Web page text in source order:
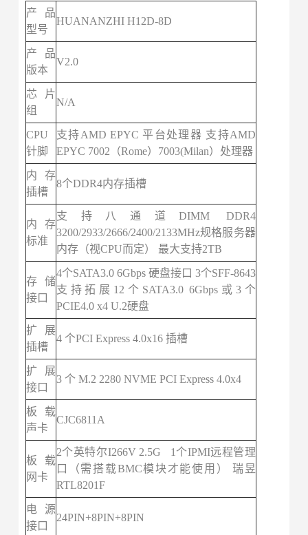
产品
型号
HUANANZHI H12D-8D
产品
版本
V2.0
芯片
组
N/A
CPU
针脚
支持AMD EPYC 平台处理器 支持AMD
EPYC 7002（Rome）7003(Milan）处理器
内存
插槽
8个DDR4内存插槽
内存
标准
支持八通道DIMM DDR4
3200/2933/2666/2400/2133MHz规格服务器
内存（视CPU而定） 最大支持2TB
存储
接口
4个SATA3.0 6Gbps 硬盘接口 3个SFF-8643
支持拓展12个SATA3.0 6Gbps或3个
PCIE4.0 x4 U.2硬盘
扩展
插槽
4 个PCI Express 4.0x16 插槽
扩展
接口
3 个 M.2 2280 NVME PCI Express 4.0x4
板载
声卡
CJC6811A
板载
网卡
2个英特尔I266V 2.5G 1个IPMI远程管理
口（需搭载BMC模块才能使用） 瑞昱
RTL8201F
电源
接口
24PIN+8PIN+8PIN